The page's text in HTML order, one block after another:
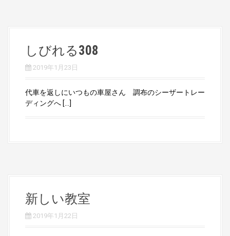
しびれる308
2019年1月23日
代車を返しにいつもの車屋さん 調布のシーザートレー
ディングへ […]
新しい教室
2019年1月22日